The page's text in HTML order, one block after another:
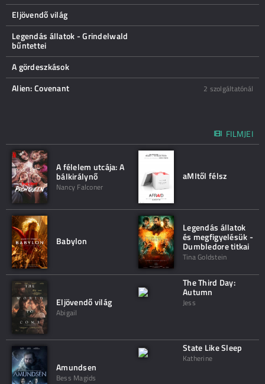
Eljövendő világ
Legendás állatok - Grindelwald
bűntettei
A gördeszkások
Alien: Covenant
2 szolgáltatónál
FILMJEI
A félelem utcája: A
bálkirálynő
Nancy Falconer
aMItől félsz
Babylon
Legendás állatok
és megfigyelésük -
Dumbledore titkai
Tina Goldstein
Eljövendő világ
Abigail
The Third Day:
Autumn
Jess
Amundsen
Bess Magids
State Like Sleep
Katherine